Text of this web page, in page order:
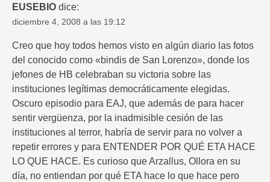
EUSEBIO dice:
diciembre 4, 2008 a las 19:12
Creo que hoy todos hemos visto en algún diario las fotos
del conocido como «bindis de San Lorenzo», donde los
jefones de HB celebraban su victoria sobre las
instituciones legítimas democráticamente elegidas.
Oscuro episodio para EAJ, que además de para hacer
sentir vergüenza, por la inadmisible cesión de las
instituciones al terror, habría de servir para no volver a
repetir errores y para ENTENDER POR QUÉ ETA HACE
LO QUE HACE. Es curioso que Arzallus, Ollora en su
día, no entiendan por qué ETA hace lo que hace pero